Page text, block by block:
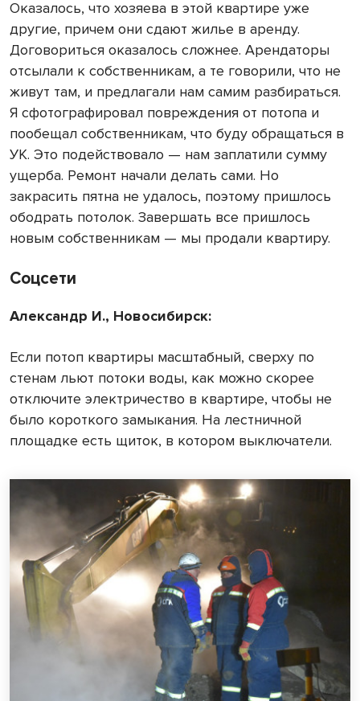
Оказалось, что хозяева в этой квартире уже
другие, причем они сдают жилье в аренду.
Договориться оказалось сложнее. Арендаторы
отсылали к собственникам, а те говорили, что не
живут там, и предлагали нам самим разбираться.
Я сфотографировал повреждения от потопа и
пообещал собственникам, что буду обращаться в
УК. Это подействовало — нам заплатили сумму
ущерба. Ремонт начали делать сами. Но
закрасить пятна не удалось, поэтому пришлось
ободрать потолок. Завершать все пришлось
новым собственникам — мы продали квартиру.
Соцсети
Александр И., Новосибирск:
Если потоп квартиры масштабный, сверху по
стенам льют потоки воды, как можно скорее
отключите электричество в квартире, чтобы не
было короткого замыкания. На лестничной
площадке есть щиток, в котором выключатели.